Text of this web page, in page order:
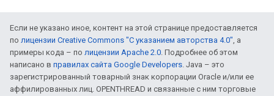
Если не указано иное, контент на этой странице предоставляется
по лицензии Creative Commons "С указанием авторства 4.0", а
примеры кода – по лицензии Apache 2.0. Подробнее об этом
написано в правилах сайта Google Developers. Java – это
зарегистрированный товарный знак корпорации Oracle и/или ее
аффилированных лиц. OPENTHREAD и связанные с ним торговые